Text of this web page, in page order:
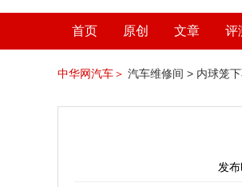
首页 原创 文章 评
中华网汽车＞ 汽车维修间 > 内球笼
发